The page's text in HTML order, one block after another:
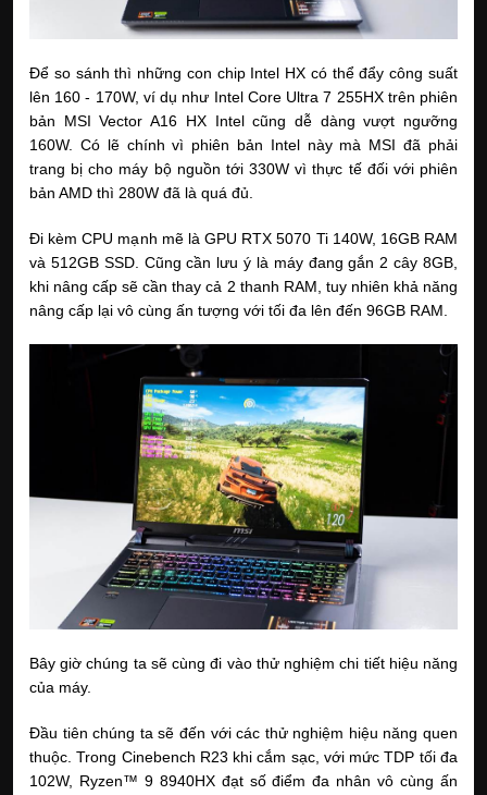
Để so sánh thì những con chip Intel HX có thể đẩy công suất
lên 160 - 170W, ví dụ như Intel Core Ultra 7 255HX trên phiên
bản MSI Vector A16 HX Intel cũng dễ dàng vượt ngưỡng
160W. Có lẽ chính vì phiên bản Intel này mà MSI đã phải
trang bị cho máy bộ nguồn tới 330W vì thực tế đối với phiên
bản AMD thì 280W đã là quá đủ.
Đi kèm CPU mạnh mẽ là GPU RTX 5070 Ti 140W, 16GB RAM
và 512GB SSD. Cũng cần lưu ý là máy đang gắn 2 cây 8GB,
khi nâng cấp sẽ cần thay cả 2 thanh RAM, tuy nhiên khả năng
nâng cấp lại vô cùng ấn tượng với tối đa lên đến 96GB RAM.
Bây giờ chúng ta sẽ cùng đi vào thử nghiệm chi tiết hiệu năng
của máy.
Đầu tiên chúng ta sẽ đến với các thử nghiệm hiệu năng quen
thuộc. Trong Cinebench R23 khi cắm sạc, với mức TDP tối đa
102W, Ryzen™ 9 8940HX đạt số điểm đa nhân vô cùng ấn